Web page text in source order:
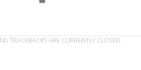
TRACKBACKS ARE CURRENTLY CLOSED.